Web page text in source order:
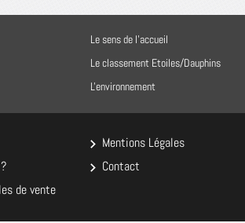
Le sens de l'accueil
Le classement Etoiles/Dauphins
L'environnement
de vente
Mentions Légales
Contact